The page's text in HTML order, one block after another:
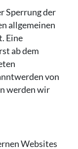
Sperrung der
allgemeinen
Eine
ab dem
von
werden wir
Websites